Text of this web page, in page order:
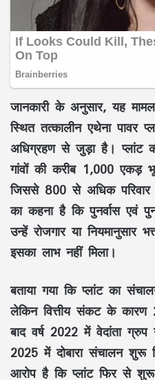
जानकारी के अनुसार, यह
स्थित तत्कालीन एथेना पावर
अधिग्रहण से जुड़ा है। प्लांट
गांवों की करीब 1,000 एकड़
जिससे 800 से अधिक परिवार
का कहना है कि पुनर्वास एवं
उन्हें रोजगार या
इसका लाभ नहीं मिला।
बताया गया कि प्लांट का
लेकिन वित्तीय संकट के
बाद वर्ष 2022 में वेदांता
2025 में दोबारा संचालन शुरू
आरोप है कि प्लांट फिर से